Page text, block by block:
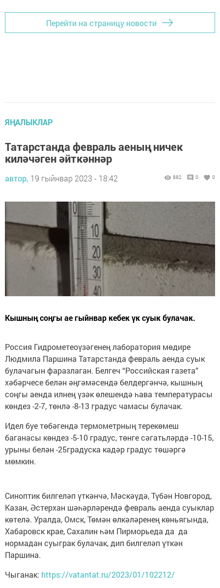
Перейти на страницу новости
ЯҢАЛЫКЛАР
Татарстанда февраль аеның ничек
киләчәген әйткәннәр
автор, 19 гыйнвар 2023 - 18:42 882 0 0
Кышның соңгы ае гыйнвар кебек үк суык булачак.
Россия Гидрометеоүзәгенең лаборатория мөдире
Людмила Паршина Татарстанда февраль аенда суык
булачагын фаразлаган. Белгеч “Российская газета”
хәбәрчесе белән әңгәмәсендә белдергәнчә, кышның
соңгы аенда илнең үзәк өлешендә һава температурасы
көндез -2-7, төнлә -8-13 градус чамасы булачак.
Идел буе төбәгендә термометрның терекөмеш
баганасы көндез -5-10 градус, төнге сәгатьләрдә -10-15,
урыны белән -25градуска кадәр градус төшәргә
мөмкин.
Синоптик билгеләп үткәнчә, Мәскәүдә, Түбән Новгород,
Казан, Әстерхан шәһәрләрендә февраль аенда суыклар
көтелә. Уралда, Омск, Төмән өлкәләренең көньягында,
Хабаровск крае, Сахалин һәм Пирморьеда да да
нормадан суыграк булачак, дип билгеләп үткән
Паршина.
Чыганак: https://vatantat.ru/2023/01/102212/